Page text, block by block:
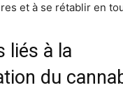
et à se rétablir en
liés à la
du